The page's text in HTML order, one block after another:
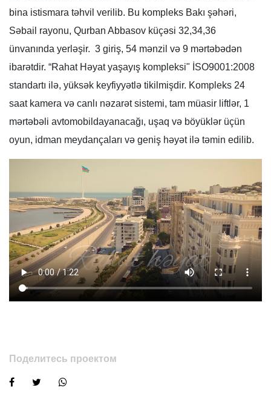
bina istismara təhvil verilib. Bu kompleks Bakı şəhəri,
Səbail rayonu, Qurban Abbasov küçəsi 32,34,36
ünvanında yerləşir. 3 giriş, 54 mənzil və 9 mərtəbədən
ibarətdir. “Rahat Həyat yaşayış kompleksi" İSO9001:2008
standartı ilə, yüksək keyfiyyətlə tikilmişdir. Kompleks 24
saat kamera və canlı nəzarət sistemi, tam müasir liftlər, 1
mərtəbəli avtomobildayanacağı, uşaq və böyüklər üçün
oyun, idman meydançaları və geniş həyət ilə təmin edilib.
Поделитесь проектом